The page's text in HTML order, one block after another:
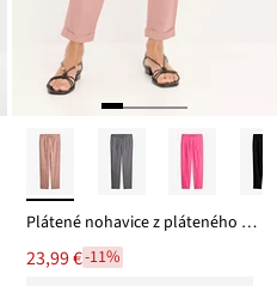
Plátené nohavice z pláteného mixu
23,99 €-11%